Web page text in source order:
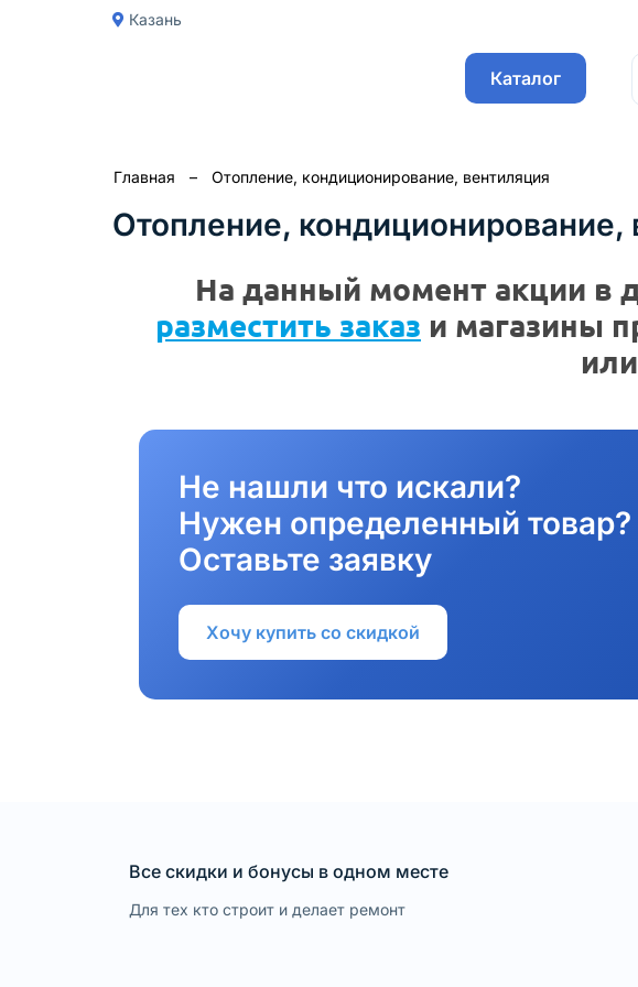
Казань
Каталог
Главная – Отопление, кондиционирование, вентиляция
Отопление, кондиционирование,
На данный момент акции в
разместить заказ и магазины
Не нашли что искали?
Нужен определенный товар?
Оставьте заявку
Хочу купить со скидкой
Все скидки и бонусы в одном месте
Для тех кто строит и делает ремонт